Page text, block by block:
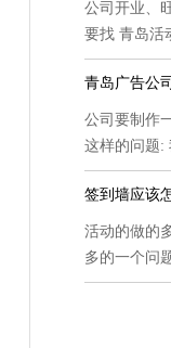
公司开业、
要找 青岛活
活...
公司要制作
这样的问题:
多...
活动的做的
多的一个问
在...